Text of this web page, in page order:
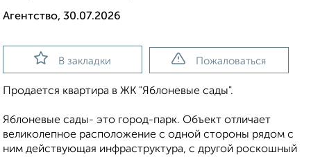
Агентство, 30.07.2026
В закладки Пожаловаться
Продается квартира в ЖК "Яблоневые сады".
Яблоневые сады- это город-парк. Объект отличает
великолепное расположение с одной стороны рядом с
ним действующая инфраструктура, с другой роскошный